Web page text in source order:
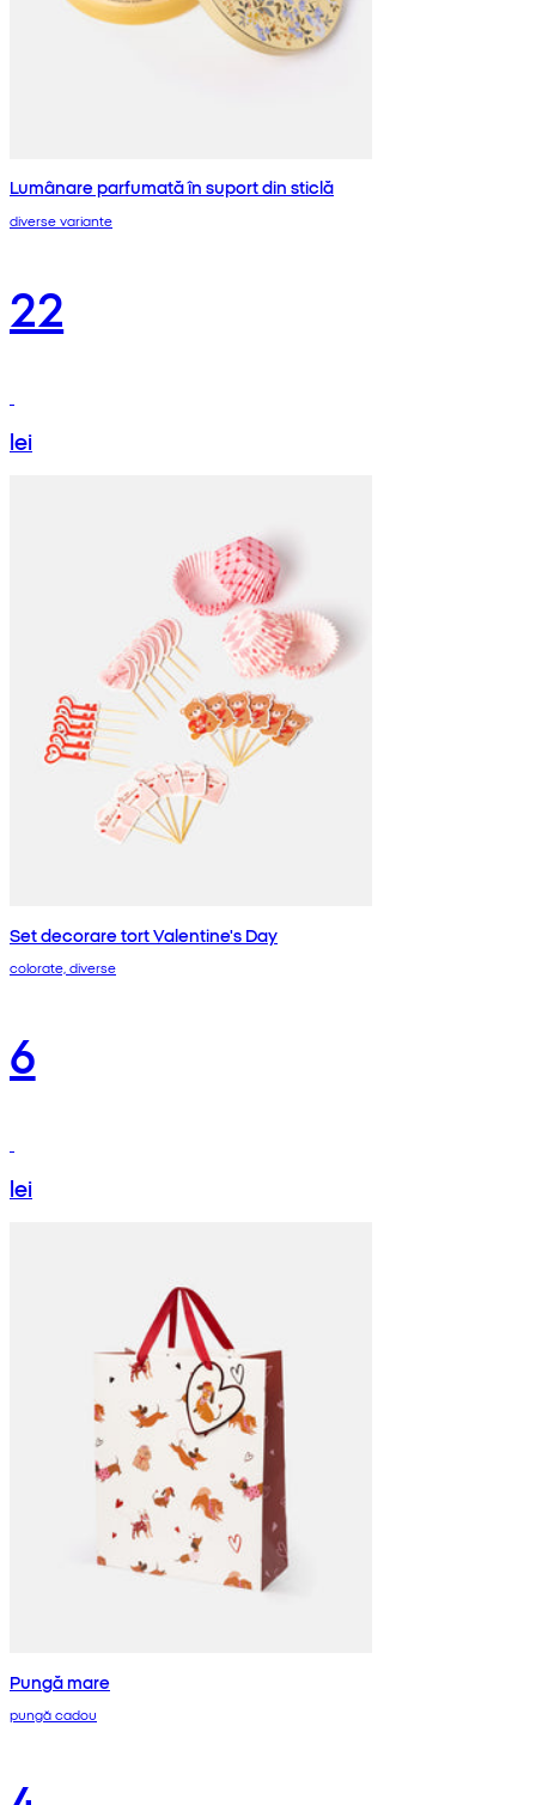
Lumânare parfumată în suport din sticlă
diverse variante
22
lei
Set decorare tort Valentine's Day
colorate, diverse
6
lei
Pungă mare
pungă cadou